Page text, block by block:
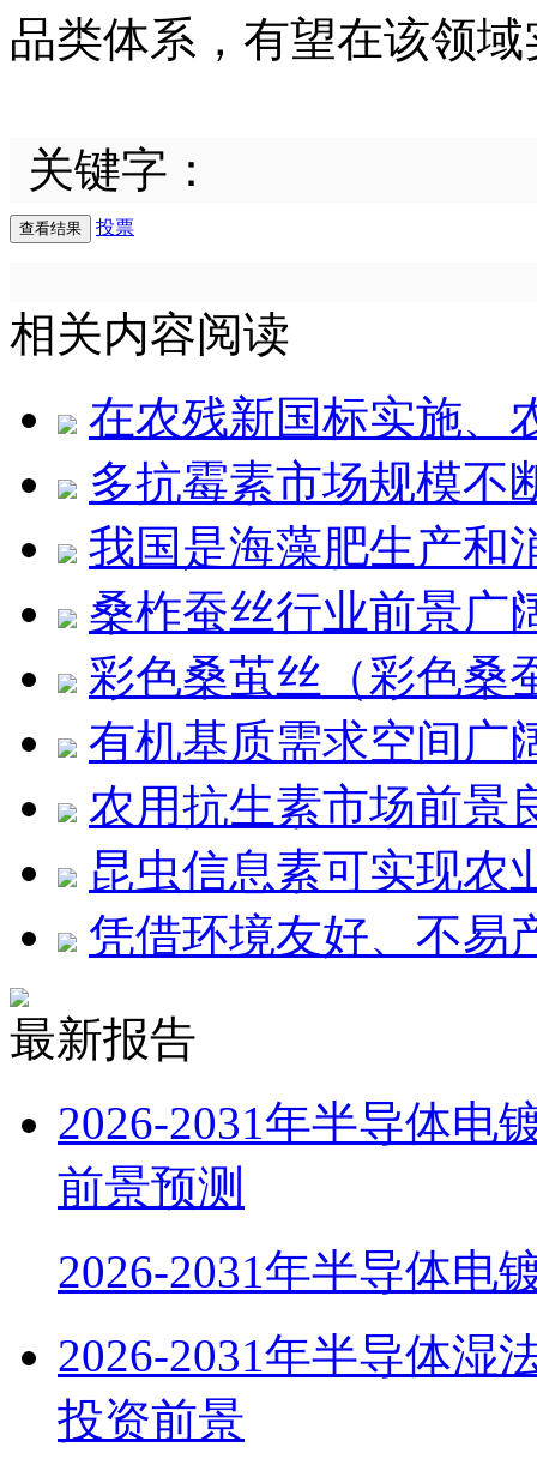
品类体系，有望在该领
关键字：
投票
相关内容阅读
在农残新国标实施、
多抗霉素市场规模不
我国是海藻肥生产和
桑柞蚕丝行业前景广
彩色桑茧丝（彩色桑
有机基质需求空间广
农用抗生素市场前景
昆虫信息素可实现农
凭借环境友好、不易
最新报告
2026-2031年半导体电
前景预测
2026-2031年半导体电
2026-2031年半导体湿
投资前景